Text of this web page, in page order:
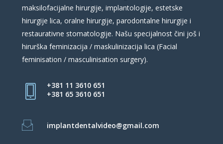
maksilofacijalne hirurgije, implantologije, estetske
hirurgije lica, oralne hirurgije, parodontalne hirurgije i
restaurativne stomatologije. Našu specijalnost čini još i
hirurška feminizacija / maskulinizacija lica (Facial
feminisation / masculinisation surgery).
+381 11 3610 651
+381 65 3610 651
implantdentalvideo@gmail.com